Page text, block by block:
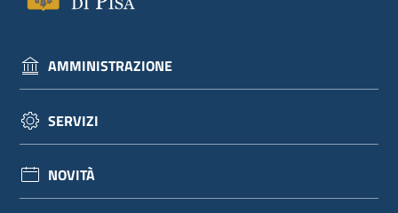
Seguici
su
AMMINISTRAZIONE
SERVIZI
NOVITÀ